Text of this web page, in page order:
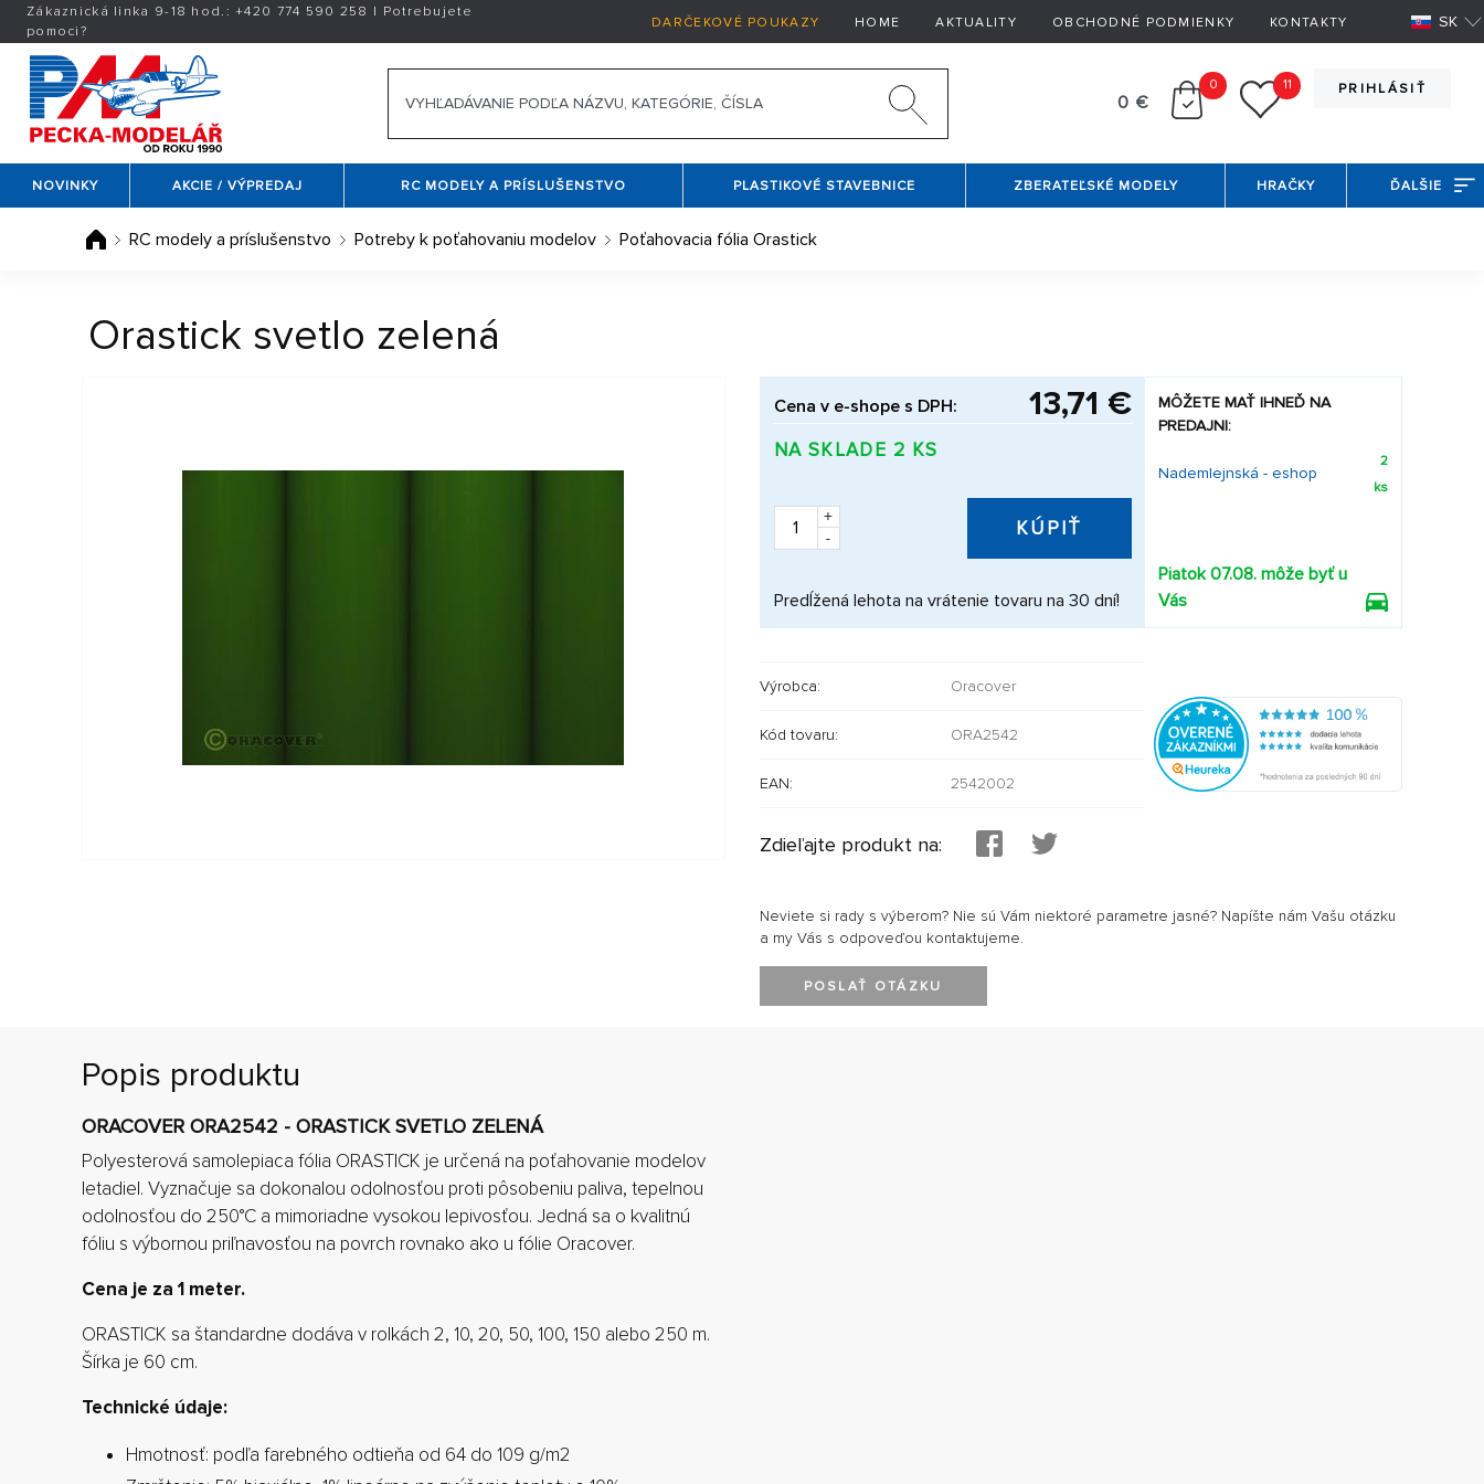
Zákaznická linka 9-18 hod.:+420 774 590 258 | Potrebujete
pomoci?
DARČEKOVÉ POUKAZY HOME AKTUALITY OBCHODNÉ PODMIENKY KONTAKTY SK
PRIHLÁSIŤ
0 €
0 11
NOVINKY AKCIE / VÝPREDAJ RC MODELY A PRÍSLUŠENSTVO PLASTIKOVÉ STAVEBNICE ZBERATEĽSKÉ MODELY HRAČKY ĎALŠIE
RC modely a príslušenstvo Potreby k poťahovaniu modelov Poťahovacia fólia Orastick
Orastick svetlo zelená
Cena v e-shope s DPH: 13,71 €
NA SKLADE 2 KS
+
-
KÚPIŤ
Predĺžená lehota na vrátenie tovaru na 30 dní!
MÔŽETE MAŤ IHNEĎ NA
PREDAJNI:
Nademlejnská - eshop
2
ks
Piatok 07.08. môže byť u
Vás
Výrobca: Oracover
Kód tovaru: ORA2542
EAN: 2542002
Zdieľajte produkt na:
Neviete si rady s výberom? Nie sú Vám niektoré parametre jasné? Napíšte nám Vašu otázku
a my Vás s odpoveďou kontaktujeme.
POSLAŤ OTÁZKU
Popis produktu
ORACOVER ORA2542 - ORASTICK SVETLO ZELENÁ
Polyesterová samolepiaca fólia ORASTICK je určená na poťahovanie modelov
letadiel. Vyznačuje sa dokonalou odolnosťou proti pôsobeniu paliva, tepelnou
odolnosťou do 250°C a mimoriadne vysokou lepivosťou. Jedná sa o kvalitnú
fóliu s výbornou priľnavosťou na povrch rovnako ako u fólie Oracover.
Cena je za 1 meter.
ORASTICK sa štandardne dodáva v rolkách 2, 10, 20, 50, 100, 150 alebo 250 m.
Šírka je 60 cm.
Technické údaje:
Hmotnosť: podľa farebného odtieňa od 64 do 109 g/m2